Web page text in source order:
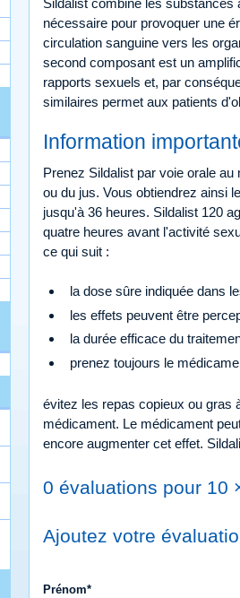
Sildalist combine les substances
nécessaire pour provoquer une
circulation sanguine vers les
second composant est un
rapports sexuels et, par
similaires permet aux patients
Information
Prenez Sildalist par voie orale
ou du jus. Vous obtiendrez ainsi
jusqu'à 36 heures. Sildalist 120
quatre heures avant l'activité
ce qui suit :
la dose sûre indiquée dans
les effets peuvent être
la durée efficace du
prenez toujours le
évitez les repas copieux ou gras
médicament. Le médicament
encore augmenter cet effet.
0 évaluations pour 10
Ajoutez votre
Prénom*